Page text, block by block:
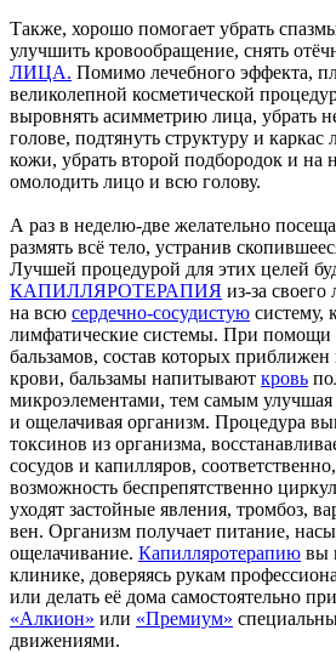
Также, хорошо помогает убрать
улучшить кровообращение, снять
ЛИЦА. Помимо лечебного эффекта,
великолепной косметической
выровнять асимметрию лица, убрать
голове, подтянуть структуру и
кожи, убрать второй подбородок и на
омолодить лицо и всю голову.
А раз в неделю-две желательно
размять всё тело, устранив
Лучшей процедурой для этих целей
КАПИЛЛЯРОТЕРАПИЯ из-за своего
на всю сердечно-сосудистую систему,
лимфатические системы. При помощи
бальзамов, состав которых приближен
крови, бальзамы напитывают кровь
микроэлементами, тем самым улучшая
и ощелачивая организм. Процедура
токсинов из организма,
сосудов и капилляров,
возможность беспрепятственно
уходят застойные явления, тромбоз,
вен. Организм получает питание,
ощелачивание. Капилляротерапию вы
клинике, доверяясь рукам
или делать её дома самостоятельно
«Алкион» или «Премиум»
движениями.